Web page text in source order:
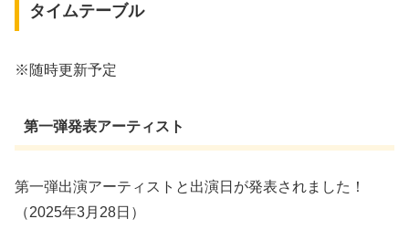
タイムテーブル
※随時更新予定
第一弾発表アーティスト
第一弾出演アーティストと出演日が発表されました！
（2025年3月28日）